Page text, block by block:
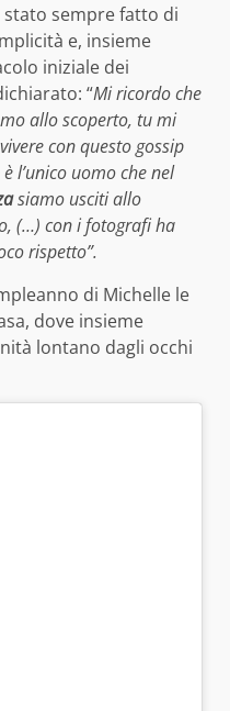
sempre fatto di
e, insieme
iniziale dei
“Mi ricordo che
allo scoperto, tu mi
con questo gossip
l’unico uomo che nel
siamo usciti allo
(…) con i fotografi ha
rispetto”.
di Michelle le
dove insieme
lontano dagli occhi